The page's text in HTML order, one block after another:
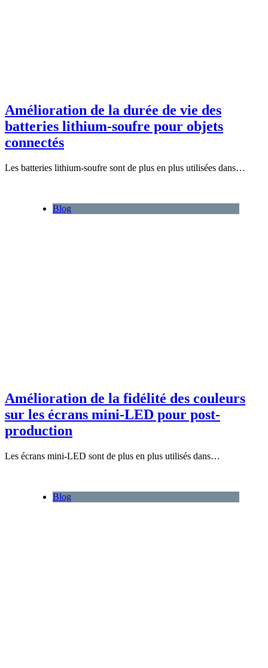
Amélioration de la durée de vie des
batteries lithium-soufre pour objets
connectés
Les batteries lithium-soufre sont de plus en plus utilisées dans…
Blog
Amélioration de la fidélité des couleurs
sur les écrans mini-LED pour post-
production
Les écrans mini-LED sont de plus en plus utilisés dans…
Blog